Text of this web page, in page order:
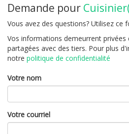
Demande pour
Vous avez des questions? Utilisez ce
Vos informations demeurrent privées
partagées avec des tiers. Pour plus
notre politique de confidentialité
Votre nom
Votre courriel